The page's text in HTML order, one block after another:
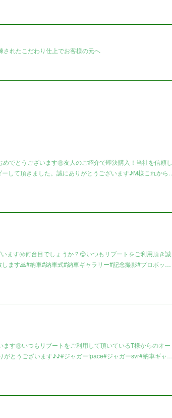
されたこだわり仕上でお客様の元へ
でとうございます㊗️友人のご紹介で即決購入！当社を信頼し
して頂きました。誠にありがとうございます♪M様これから…
ます㊗️何台目でしょうか？😊いつもリブートをご利用頂き誠
ます🙇#納車#納車式#納車ギャラリー#記念撮影#プロボッ…
す㊗️いつもリブートをご利用して頂いているT様からのオー
とうございます♪♪#ジャガーfpace#ジャガーsvr#納車ギャ…